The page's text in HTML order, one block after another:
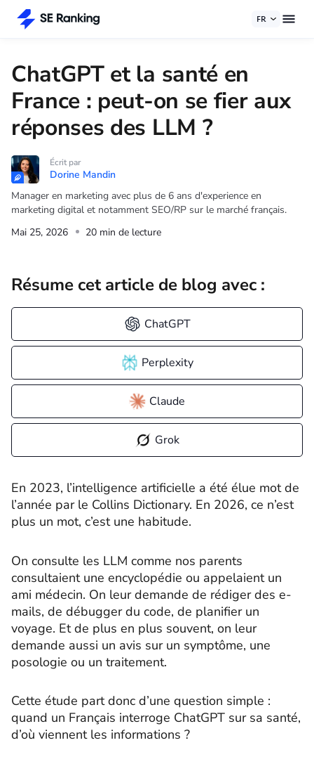
FR
ChatGPT et la santé en
France : peut-on se fier aux
réponses des LLM ?
Écrit par
Dorine Mandin
Manager en marketing avec plus de 6 ans d'experience en
marketing digital et notamment SEO/RP sur le marché français.
Mai 25, 2026
20 min de lecture
Résume cet article de blog avec :
ChatGPT
Perplexity
Claude
Grok
En 2023, l’intelligence artificielle a été élue mot de
l’année par le Collins Dictionary. En 2026, ce n’est
plus un mot, c’est une habitude.
On consulte les LLM comme nos parents
consultaient une encyclopédie ou appelaient un
ami médecin. On leur demande de rédiger des e-
mails, de débugger du code, de planifier un
voyage. Et de plus en plus souvent, on leur
demande aussi un avis sur un symptôme, une
posologie ou un traitement.
Cette étude part donc d’une question simple :
quand un Français interroge ChatGPT sur sa santé,
d’où viennent les informations ?